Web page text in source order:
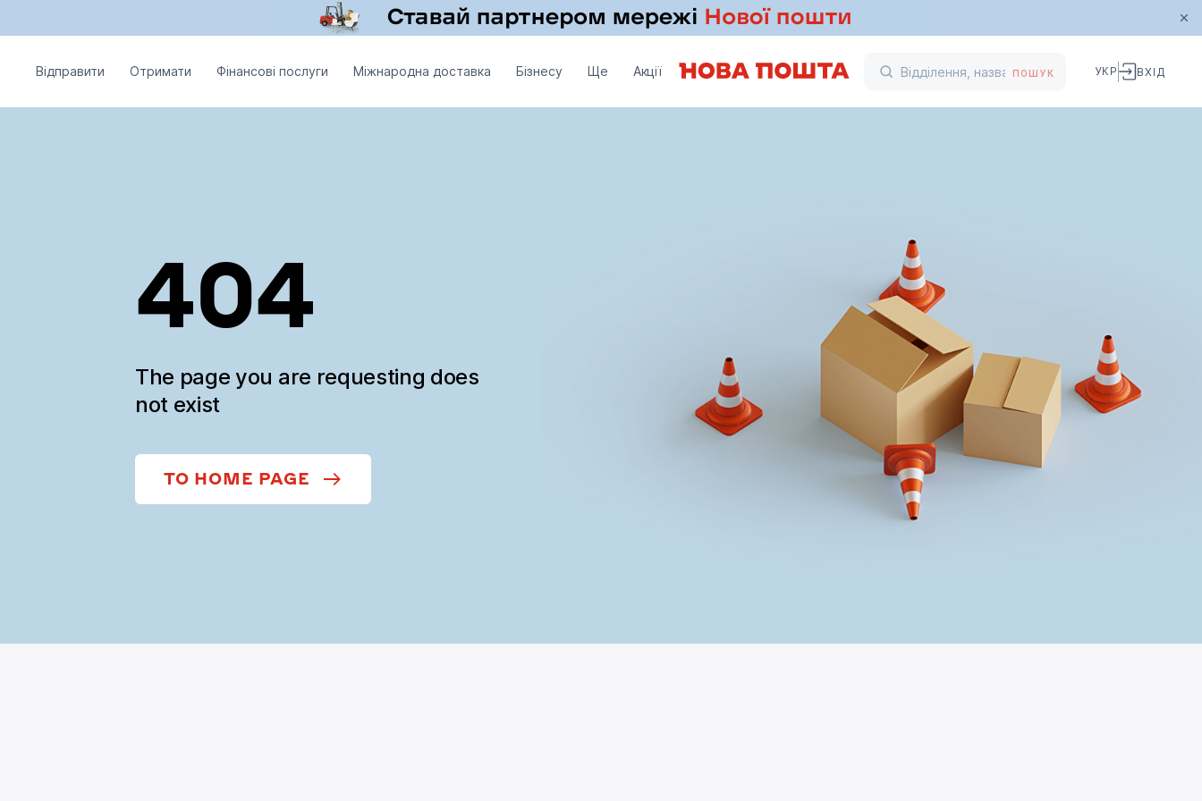
Відправити Отримати Фінансові послуги Міжнародна доставка Бізнесу Ще Акції ПОШУК УКР ВХІД
404
The page you are requesting does
not exist
TO HOME PAGE